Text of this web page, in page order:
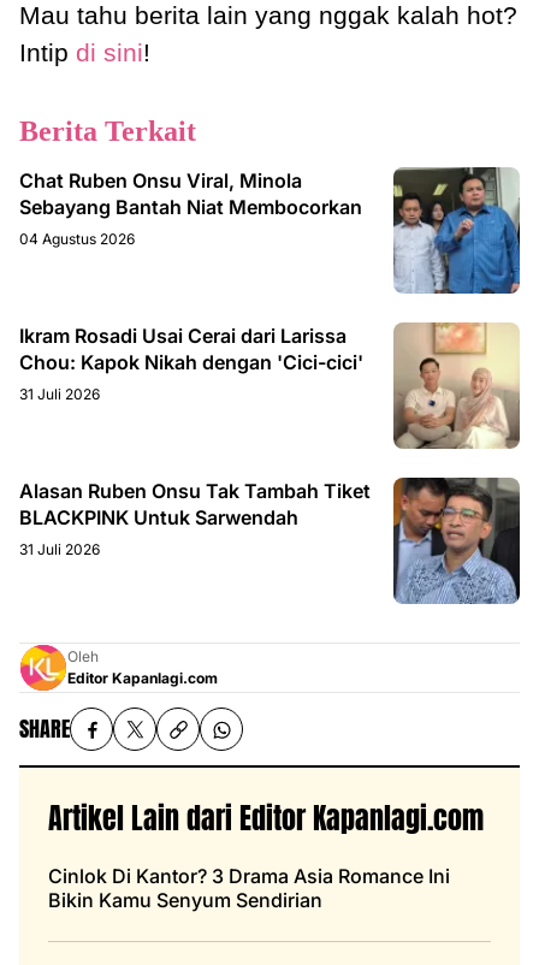
Mau tahu berita lain yang nggak kalah hot?
Intip di sini!
Berita Terkait
Chat Ruben Onsu Viral, Minola
Sebayang Bantah Niat Membocorkan
04 Agustus 2026
Ikram Rosadi Usai Cerai dari Larissa
Chou: Kapok Nikah dengan 'Cici-cici'
31 Juli 2026
Alasan Ruben Onsu Tak Tambah Tiket
BLACKPINK Untuk Sarwendah
31 Juli 2026
Oleh
Editor Kapanlagi.com
SHARE
Artikel Lain dari Editor Kapanlagi.com
Cinlok Di Kantor? 3 Drama Asia Romance Ini
Bikin Kamu Senyum Sendirian